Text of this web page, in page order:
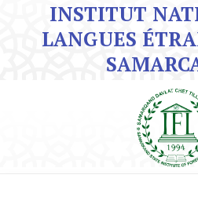
INSTITUT
LANGUES